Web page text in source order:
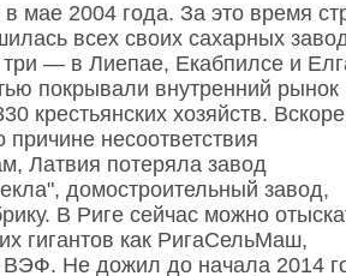
мае 2004 года. За это время
всех своих сахарных
— в Лиепае, Екабпилсе и
покрывали внутренний рынок
крестьянских хозяйств. Вскоре
причине несоответствия
Латвия потеряла завод
домостроительный завод,
В Риге сейчас можно
гигантов как РигаСельМаш,
ВЭФ. Не дожил до начала 2014